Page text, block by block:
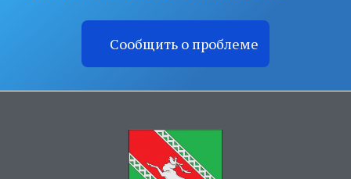
Сообщить о проблеме